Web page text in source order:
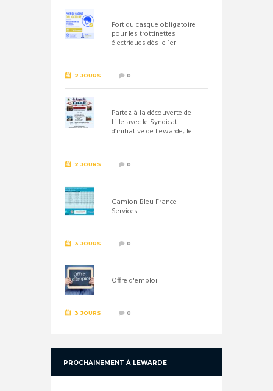
Port du casque obligatoire
pour les trottinettes
électriques dès le 1er
2 JOURS 0
Partez à la découverte de
Lille avec le Syndicat
d’initiative de Lewarde, le
2 JOURS 0
Camion Bleu France
Services
3 JOURS 0
Offre d'emploi
3 JOURS 0
PROCHAINEMENT À LEWARDE